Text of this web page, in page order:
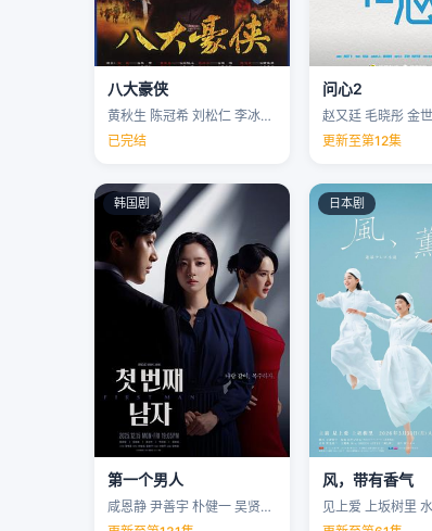
八大豪侠
黄秋生 陈冠希 刘松仁 李冰冰 …
已完结
问心2
更新至第12集
韩国剧
第一个男人
咸恩静 尹善宇 朴健一 吴贤庆 …
日本剧
风，带有香气